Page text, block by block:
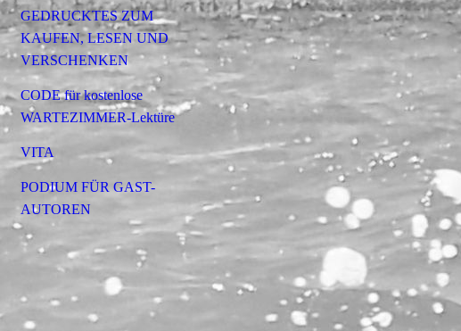
GEDRUCKTES ZUM
KAUFEN, LESEN UND
VERSCHENKEN
CODE für kostenlose
WARTEZIMMER-Lektüre
VITA
PODIUM FÜR GAST-
AUTOREN